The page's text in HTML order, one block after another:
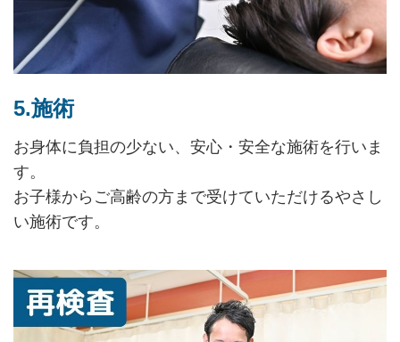
5.施術
お身体に負担の少ない、安心・安全な施術を行いま
す。
お子様からご高齢の方まで受けていただけるやさし
い施術です。